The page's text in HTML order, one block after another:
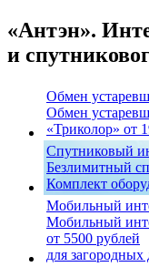
«Антэн».
и
Обмен
Обмен
«Триколор» от
Спутниковый
Безлимитный
Комплект
Мобильный
Мобильный
от 5500 рублей
для загородных